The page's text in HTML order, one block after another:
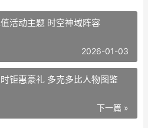
活动主题 时空神域阵容
2026-01-03
钜惠豪礼 多克多比人物图鉴
下一篇 »